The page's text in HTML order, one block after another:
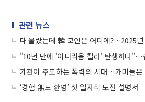
관련 뉴스
다 올랐는데 韓 코인은 어디에?…2025
‘경험 無도 환영’ 첫 일자리 도전 설명서